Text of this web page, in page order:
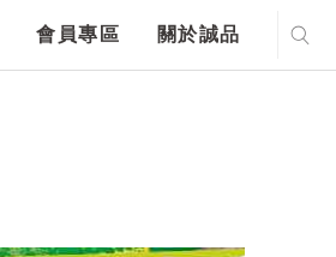
會員專區 關於誠品